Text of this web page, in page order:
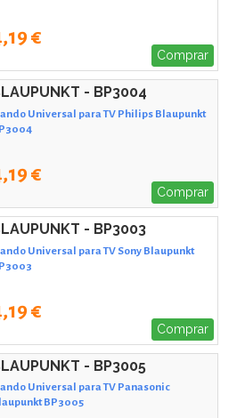
€
Comprar
- BP3004
Universal para TV Philips Blaupunkt
€
Comprar
- BP3003
Universal para TV Sony Blaupunkt
€
Comprar
- BP3005
Universal para TV Panasonic
BP3005